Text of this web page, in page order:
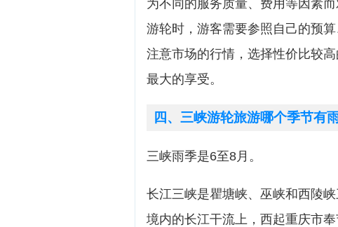
为不同的服务质量、费用等因素
游轮时，游客需要参照自己的预
注意市场的行情，选择性价比较
最大的享受。
四、三峡游轮旅游哪个季节有
三峡雨季是6至8月。
长江三峡是瞿塘峡、巫峡和西陵
境内的长江干流上，西起重庆市